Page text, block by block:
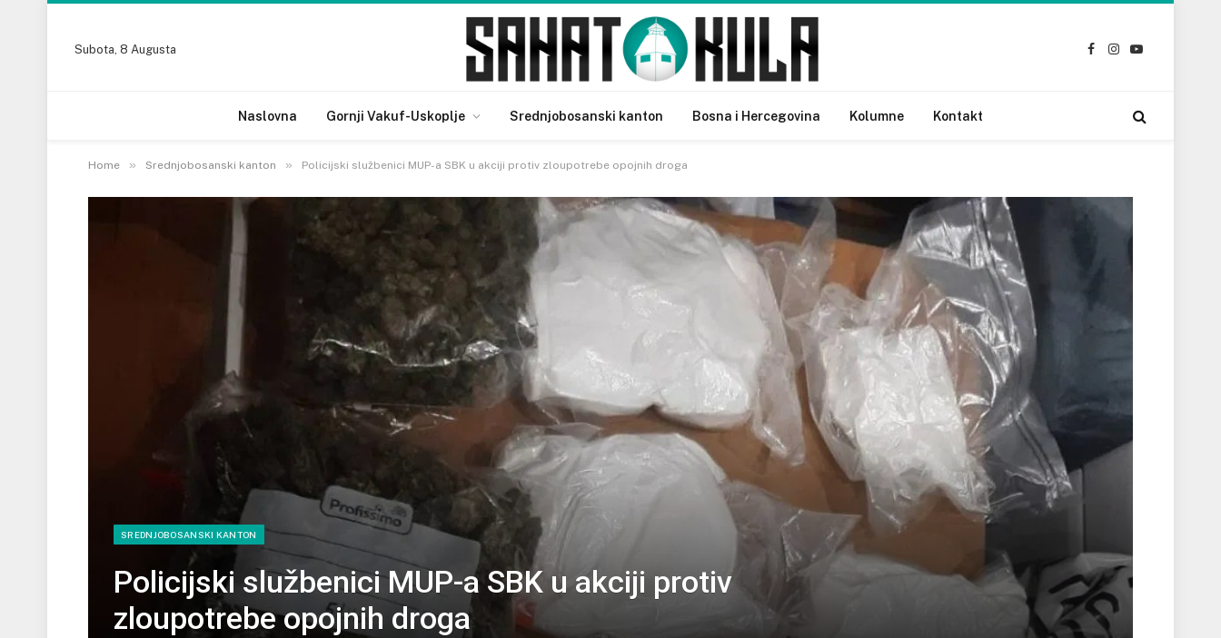
Subota, 8 Augusta
Facebook
Instagram
YouTube
Naslovna Gornji Vakuf-Uskoplje Srednjobosanski kanton Bosna i Hercegovina Kolumne Kontakt
Home » Srednjobosanski kanton » Policijski službenici MUP-a SBK u akciji protiv zloupotrebe opojnih droga
SREDNJOBOSANSKI KANTON
Policijski službenici MUP-a SBK u akciji protiv
zloupotrebe opojnih droga